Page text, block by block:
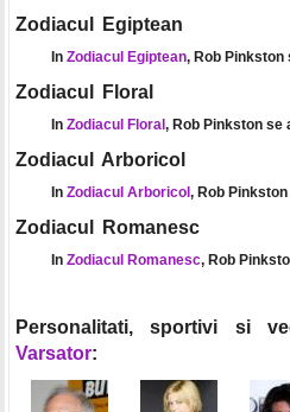
Zodiacul Egiptean
In Zodiacul Egiptean, Rob Pinkston
Zodiacul Floral
In Zodiacul Floral , Rob Pinkston se
Zodiacul Arboricol
In Zodiacul Arboricol , Rob
Zodiacul Romanesc
In Zodiacul Romanesc, Rob
Personalitati, sportivi si
Varsator: